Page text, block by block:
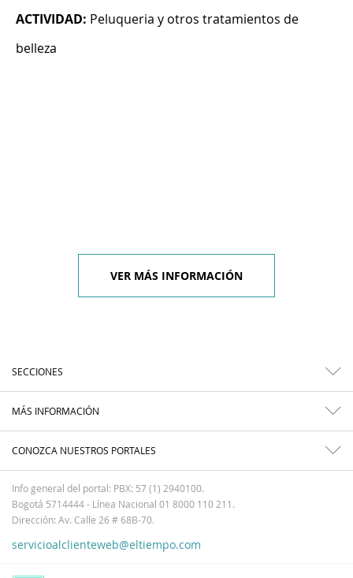
ACTIVIDAD: Peluqueria y otros tratamientos de
belleza
VER MÁS INFORMACIÓN
SECCIONES
MÁS INFORMACIÓN
CONOZCA NUESTROS PORTALES
Info general del portal: PBX: 57 (1) 2940100.
Bogotá 5714444 - Línea Nacional 01 8000 110 211.
Dirección: Av. Calle 26 # 68B-70.
servicioalclienteweb@eltiempo.com